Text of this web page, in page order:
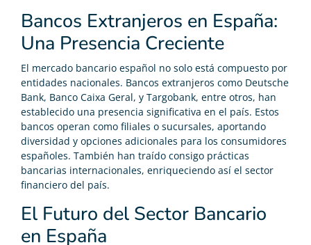
Bancos Extranjeros en España:
Una Presencia Creciente
El mercado bancario español no solo está compuesto por
entidades nacionales. Bancos extranjeros como Deutsche
Bank, Banco Caixa Geral, y Targobank, entre otros, han
establecido una presencia significativa en el país. Estos
bancos operan como filiales o sucursales, aportando
diversidad y opciones adicionales para los consumidores
españoles. También han traído consigo prácticas
bancarias internacionales, enriqueciendo así el sector
financiero del país.
El Futuro del Sector Bancario
en España